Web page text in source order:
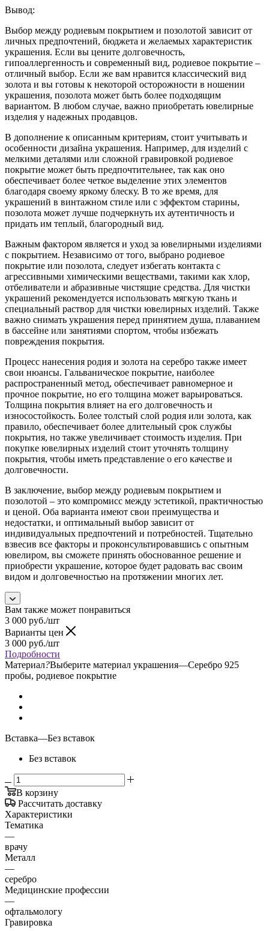
Вывод:
Выбор между родиевым покрытием и позолотой зависит от
личных предпочтений, бюджета и желаемых характеристик
украшения. Если вы цените долговечность,
гипоаллергенность и современный вид, родиевое покрытие –
отличный выбор. Если же вам нравится классический вид
золота и вы готовы к некоторой осторожности в ношении
украшения, позолота может быть более подходящим
вариантом. В любом случае, важно приобретать ювелирные
изделия у надежных продавцов.
В дополнение к описанным критериям, стоит учитывать и
особенности дизайна украшения. Например, для изделий с
мелкими деталями или сложной гравировкой родиевое
покрытие может быть предпочтительнее, так как оно
обеспечивает более четкое выделение этих элементов
благодаря своему яркому блеску. В то же время, для
украшений в винтажном стиле или с эффектом старины,
позолота может лучше подчеркнуть их аутентичность и
придать им теплый, благородный вид.
Важным фактором является и уход за ювелирными изделиями
с покрытием. Независимо от того, выбрано родиевое
покрытие или позолота, следует избегать контакта с
агрессивными химическими веществами, такими как хлор,
отбеливатели и абразивные чистящие средства. Для чистки
украшений рекомендуется использовать мягкую ткань и
специальный раствор для чистки ювелирных изделий. Также
важно снимать украшения перед принятием душа, плаванием
в бассейне или занятиями спортом, чтобы избежать
повреждения покрытия.
Процесс нанесения родия и золота на серебро также имеет
свои нюансы. Гальваническое покрытие, наиболее
распространенный метод, обеспечивает равномерное и
прочное покрытие, но его толщина может варьироваться.
Толщина покрытия влияет на его долговечность и
износостойкость. Более толстый слой родия или золота, как
правило, обеспечивает более длительный срок службы
покрытия, но также увеличивает стоимость изделия. При
покупке ювелирных изделий стоит уточнять толщину
покрытия, чтобы иметь представление о его качестве и
долговечности.
В заключение, выбор между родиевым покрытием и
позолотой – это компромисс между эстетикой, практичностью
и ценой. Оба варианта имеют свои преимущества и
недостатки, и оптимальный выбор зависит от
индивидуальных предпочтений и потребностей. Тщательно
взвесив все факторы и проконсультировавшись с опытным
ювелиром, вы сможете принять обоснованное решение и
приобрести украшение, которое будет радовать вас своим
видом и долговечностью на протяжении многих лет.
Вам также может понравиться
3 000 руб./шт
Варианты цен
3 000 руб./шт
Подробности
Материал?Выберите материал украшения—Серебро 925
пробы, родиевое покрытие
Вставка—Без вставок
Без вставок
В корзину
Рассчитать доставку
Характеристики
Тематика
—
врачу
Металл
—
серебро
Медицинские профессии
—
офтальмологу
Гравировка